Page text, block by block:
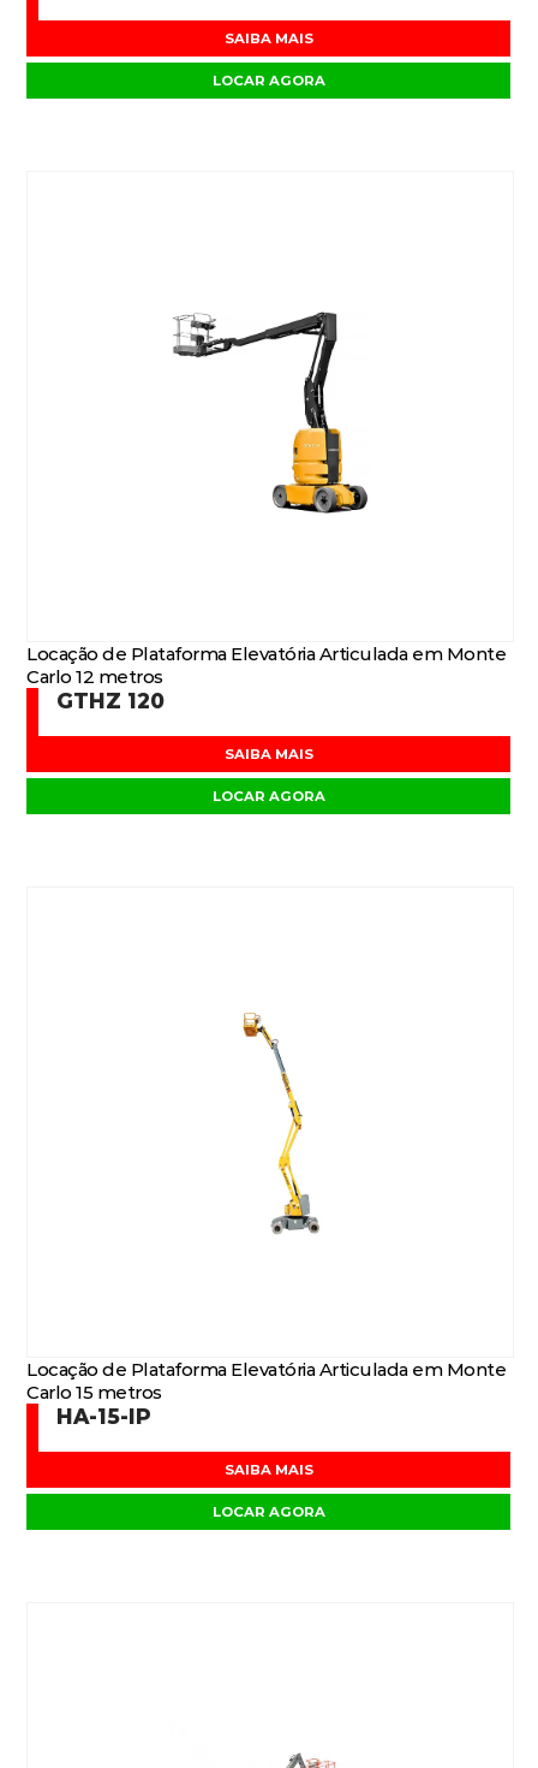
SAIBA MAIS
LOCAR AGORA
Locação de Plataforma Elevatória Articulada em Monte
Carlo 12 metros
GTHZ 120
SAIBA MAIS
LOCAR AGORA
Locação de Plataforma Elevatória Articulada em Monte
Carlo 15 metros
HA-15-IP
SAIBA MAIS
LOCAR AGORA